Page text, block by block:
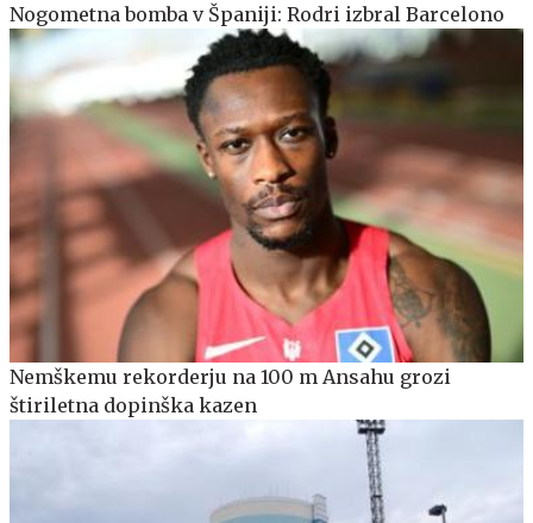
Nogometna bomba v Španiji: Rodri izbral Barcelono
Nemškemu rekorderju na 100 m Ansahu grozi
štiriletna dopinška kazen